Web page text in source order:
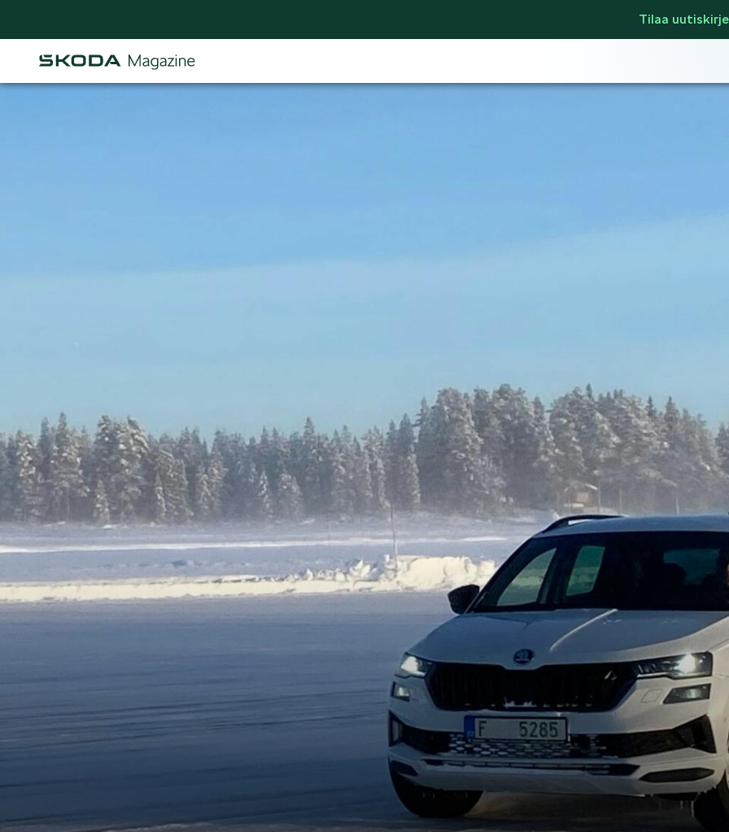
Tilaa uutiskirje
KOEAJOSSA KAASUAUTOT
MEIDÄN ŠKODAMME ŠKODA PALVELEE
SPONSOROINTI &
YHTEISTYÖ
KLASSIKOT
Mallit
FABIA OCTAVIA SCALA